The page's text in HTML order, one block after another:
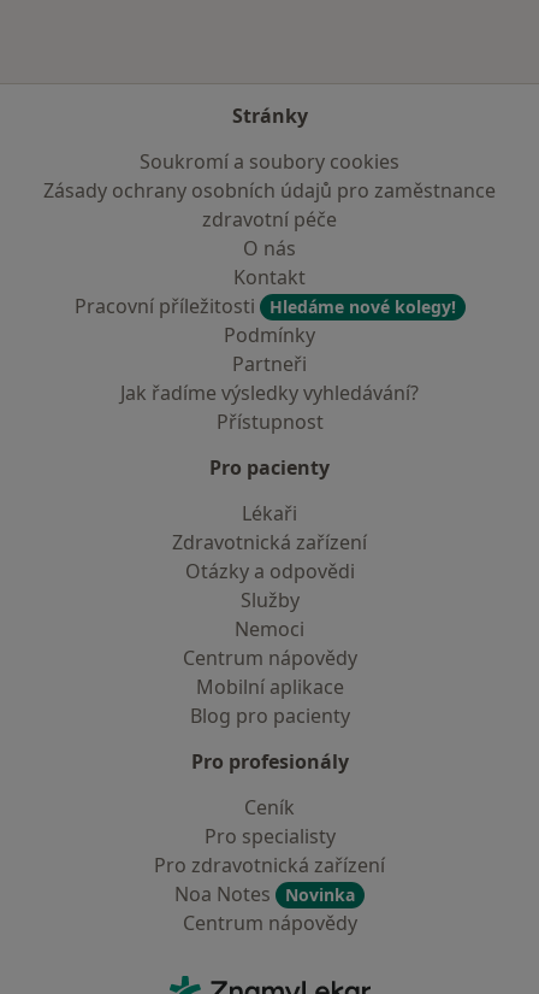
Stránky
Soukromí a soubory cookies
Zásady ochrany osobních údajů pro zaměstnance
zdravotní péče
O nás
Kontakt
Pracovní příležitosti
Hledáme nové kolegy!
Podmínky
Partneři
Jak řadíme výsledky vyhledávání?
Přístupnost
Pro pacienty
Lékaři
Zdravotnická zařízení
Otázky a odpovědi
Služby
Nemoci
Centrum nápovědy
Mobilní aplikace
Blog pro pacienty
Pro profesionály
Ceník
Pro specialisty
Pro zdravotnická zařízení
Noa Notes
Novinka
Centrum nápovědy
ZnamyLekar - Hlavní stránka